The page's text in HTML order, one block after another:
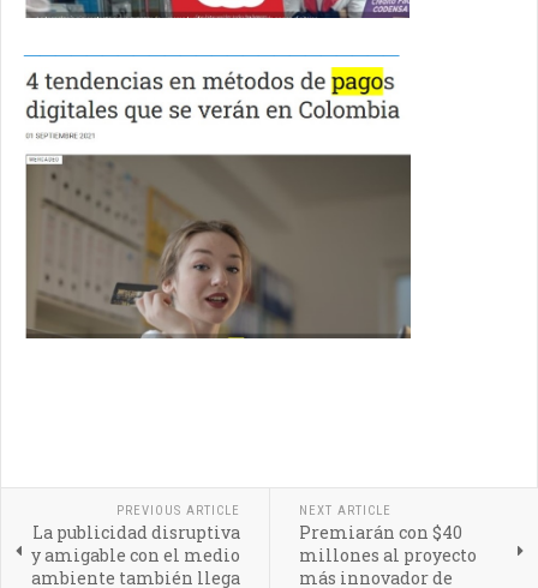
PREVIOUS ARTICLE
La publicidad disruptiva
y amigable con el medio
ambiente también llega
NEXT ARTICLE
Premiarán con $40
millones al proyecto
más innovador de